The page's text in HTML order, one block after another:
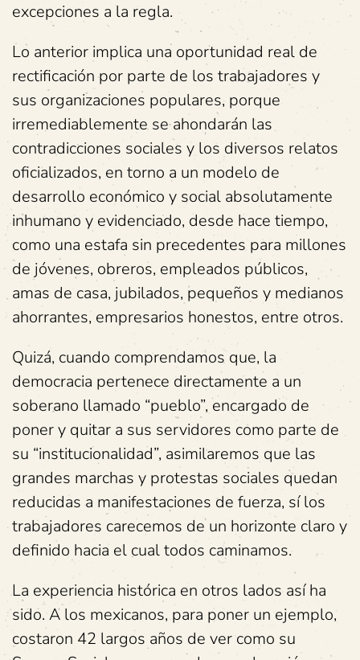
excepciones a la regla.
Lo anterior implica una oportunidad real de
rectificación por parte de los trabajadores y
sus organizaciones populares, porque
irremediablemente se ahondarán las
contradicciones sociales y los diversos relatos
oficializados, en torno a un modelo de
desarrollo económico y social absolutamente
inhumano y evidenciado, desde hace tiempo,
como una estafa sin precedentes para millones
de jóvenes, obreros, empleados públicos,
amas de casa, jubilados, pequeños y medianos
ahorrantes, empresarios honestos, entre otros.
Quizá, cuando comprendamos que, la
democracia pertenece directamente a un
soberano llamado “pueblo”, encargado de
poner y quitar a sus servidores como parte de
su “institucionalidad”, asimilaremos que las
grandes marchas y protestas sociales quedan
reducidas a manifestaciones de fuerza, sí los
trabajadores carecemos de un horizonte claro y
definido hacia el cual todos caminamos.
La experiencia histórica en otros lados así ha
sido. A los mexicanos, para poner un ejemplo,
costaron 42 largos años de ver como su